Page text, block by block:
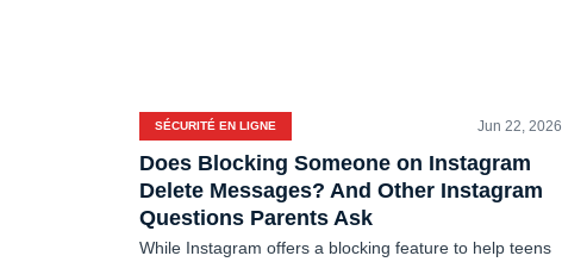
SÉCURITÉ EN LIGNE Jun 22, 2026
Does Blocking Someone on Instagram
Delete Messages? And Other Instagram
Questions Parents Ask
While Instagram offers a blocking feature to help teens